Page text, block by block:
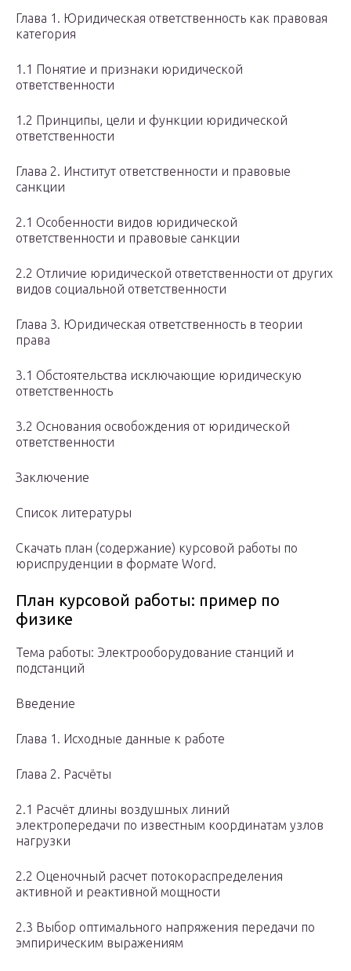
Глава 1. Юридическая ответственность как правовая
категория
1.1 Понятие и признаки юридической
ответственности
1.2 Принципы, цели и функции юридической
ответственности
Глава 2. Институт ответственности и правовые
санкции
2.1 Особенности видов юридической
ответственности и правовые санкции
2.2 Отличие юридической ответственности от других
видов социальной ответственности
Глава 3. Юридическая ответственность в теории
права
3.1 Обстоятельства исключающие юридическую
ответственность
3.2 Основания освобождения от юридической
ответственности
Заключение
Список литературы
Скачать план (содержание) курсовой работы по
юриспруденции в формате Word.
План курсовой работы: пример по
физике
Тема работы: Электрооборудование станций и
подстанций
Введение
Глава 1. Исходные данные к работе
Глава 2. Расчёты
2.1 Расчёт длины воздушных линий
электропередачи по известным координатам узлов
нагрузки
2.2 Оценочный расчет потокораспределения
активной и реактивной мощности
2.3 Выбор оптимального напряжения передачи по
эмпирическим выражениям